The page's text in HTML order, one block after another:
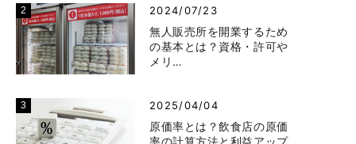
2024/07/23
無人販売所を開業するため
の基本とは？資格・許可や
メリ…
2025/04/04
原価率とは？飲食店の原価
率の計算方法と利益アップ